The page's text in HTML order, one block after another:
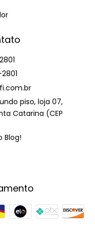
piso, loja 07,
Catarina (CEP
Blog!